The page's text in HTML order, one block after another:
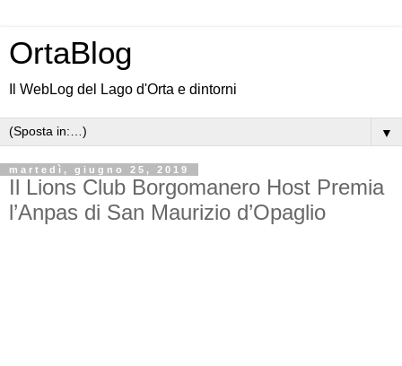
OrtaBlog
Il WebLog del Lago d'Orta e dintorni
▼
martedì, giugno 25, 2019
Il Lions Club Borgomanero Host Premia
l’Anpas di San Maurizio d’Opaglio